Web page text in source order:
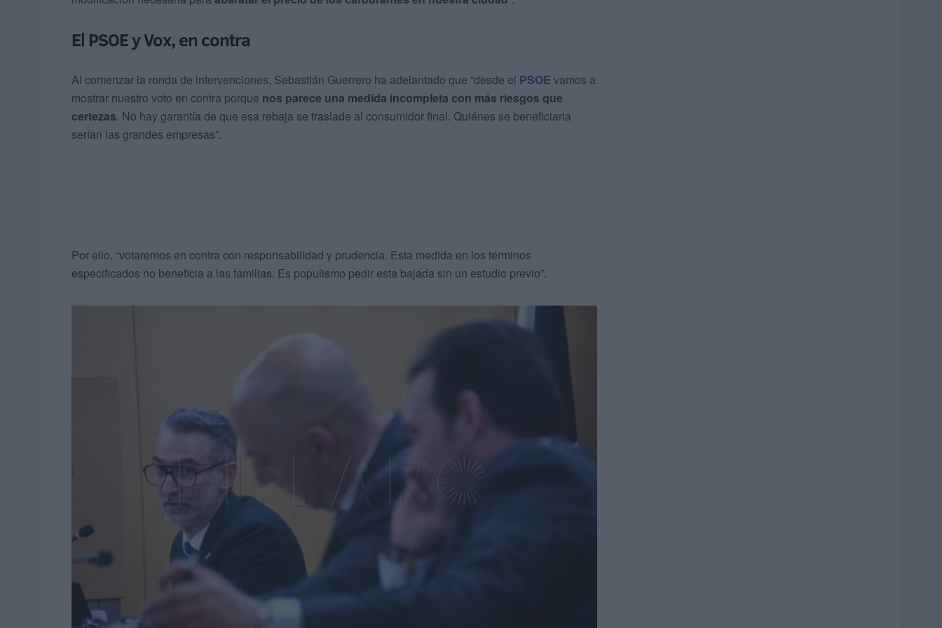
El PSOE y Vox, en contra
Al comenzar la ronda de intervenciones, Sebastián Guerrero ha adelantado que “desde el PSOE vamos a
mostrar nuestro voto en contra porque nos parece una medida incompleta con más riesgos que
certezas. No hay garantía de que esa rebaja se traslade al consumidor final. Quiénes se beneficiaria
serían las grandes empresas”.
Por ello, “votaremos en contra con responsabilidad y prudencia. Esta medida en los términos
especificados no beneficia a las familias. Es populismo pedir esta bajada sin un estudio previo”.